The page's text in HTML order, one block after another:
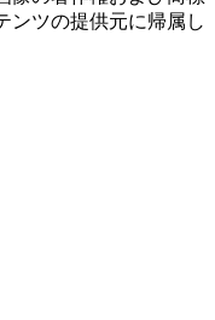
ンツの提供元に帰属し